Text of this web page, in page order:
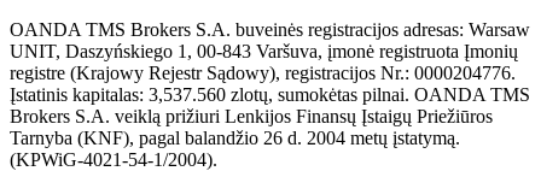
OANDA TMS Brokers S.A. buveinės registracijos adresas: Warsaw
UNIT, Daszyńskiego 1, 00-843 Varšuva, įmonė registruota Įmonių
registre (Krajowy Rejestr Sądowy), registracijos Nr.: 0000204776.
Įstatinis kapitalas: 3,537.560 zlotų, sumokėtas pilnai. OANDA TMS
Brokers S.A. veiklą prižiuri Lenkijos Finansų Įstaigų Priežiūros
Tarnyba (KNF), pagal balandžio 26 d. 2004 metų įstatymą.
(KPWiG-4021-54-1/2004).